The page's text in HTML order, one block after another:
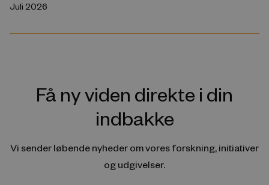
Juli 2026
Få ny viden direkte i din
indbakke
Vi sender løbende nyheder om vores forskning, initiativer
og udgivelser.